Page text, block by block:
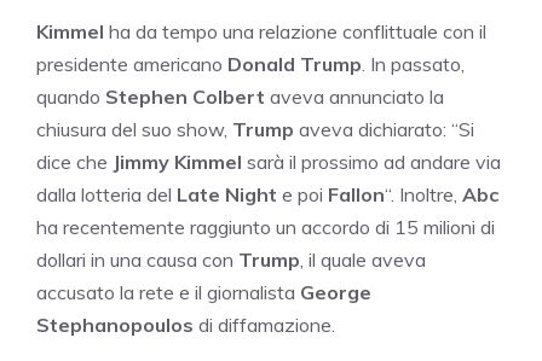
Kimmel ha da tempo una relazione conflittuale con il
presidente americano Donald Trump. In passato,
quando Stephen Colbert aveva annunciato la
chiusura del suo show, Trump aveva dichiarato: “Si
dice che Jimmy Kimmel sarà il prossimo ad andare via
dalla lotteria del Late Night e poi Fallon“. Inoltre, Abc
ha recentemente raggiunto un accordo di 15 milioni di
dollari in una causa con Trump, il quale aveva
accusato la rete e il giornalista George
Stephanopoulos di diffamazione.